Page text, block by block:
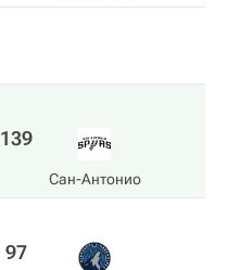
139
Сан-Антонио
97